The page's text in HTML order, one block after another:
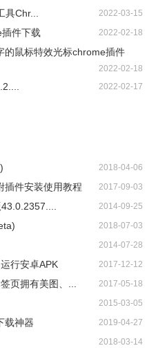
Chr... 2022-03-15
件下载 2022-02-18
的鼠标特效光标chrome插件
2022-02-18
2022-02-17
2018-04-06
插件安装使用教程 2017-09-03
2014-09-25
2018-07-03
2014-07-28
行安卓APK 2017-12-12
页拥有美图、... 2017-05-18
2015-03-05
载神器 2019-04-27
2018-03-14